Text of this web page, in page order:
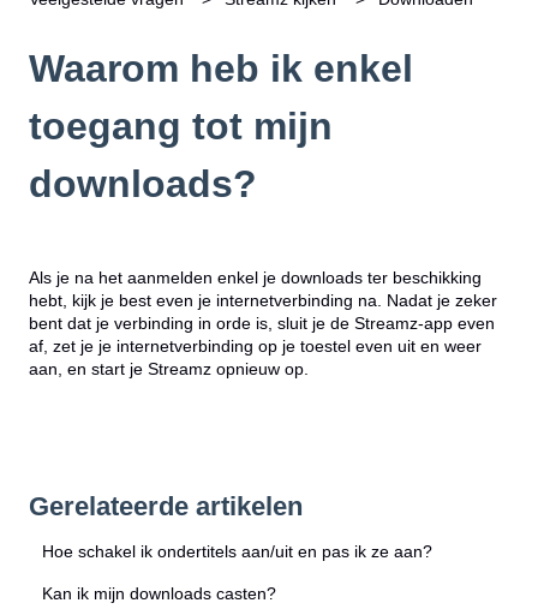
Waarom heb ik enkel
toegang tot mijn
downloads?
Als je na het aanmelden enkel je downloads ter beschikking
hebt, kijk je best even je internetverbinding na. Nadat je zeker
bent dat je verbinding in orde is, sluit je de Streamz-app even
af, zet je je internetverbinding op je toestel even uit en weer
aan, en start je Streamz opnieuw op.
Gerelateerde artikelen
Hoe schakel ik ondertitels aan/uit en pas ik ze aan?
Kan ik mijn downloads casten?